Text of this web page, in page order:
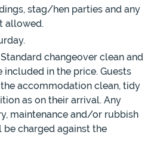
stag/hen parties and any
allowed.
Standard changeover clean and
in the price. Guests
accommodation clean, tidy
as on their arrival. Any
maintenance and/or rubbish
charged against the